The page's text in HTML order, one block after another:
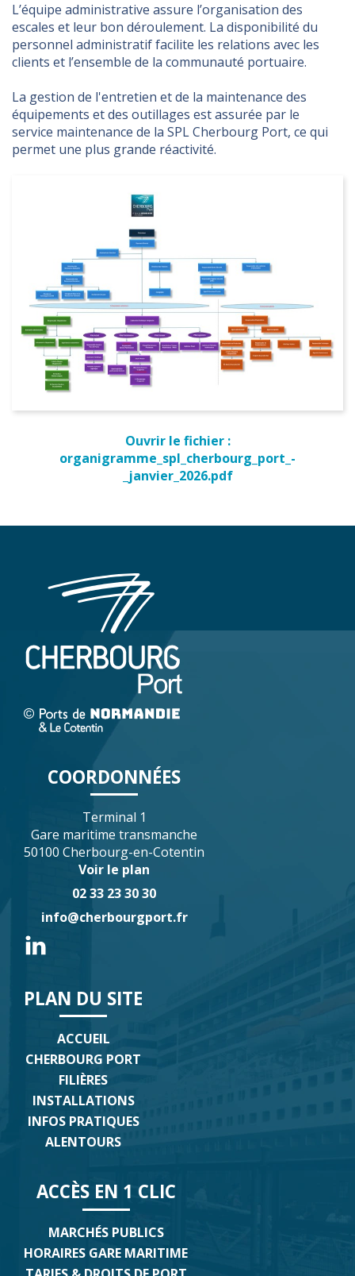
L’équipe administrative assure l’organisation des
escales et leur bon déroulement. La disponibilité du
personnel administratif facilite les relations avec les
clients et l’ensemble de la communauté portuaire.
La gestion de l'entretien et de la maintenance des
équipements et des outillages est assurée par le
service maintenance de la SPL Cherbourg Port, ce qui
permet une plus grande réactivité.
Ouvrir le fichier :
organigramme_spl_cherbourg_port_-
_janvier_2026.pdf
COORDONNÉES
Terminal 1
Gare maritime transmanche
50100 Cherbourg-en-Cotentin
Voir le plan
02 33 23 30 30
info@cherbourgport.fr
PLAN DU SITE
ACCUEIL
CHERBOURG PORT
FILIÈRES
INSTALLATIONS
INFOS PRATIQUES
ALENTOURS
ACCÈS EN 1 CLIC
MARCHÉS PUBLICS
HORAIRES GARE MARITIME